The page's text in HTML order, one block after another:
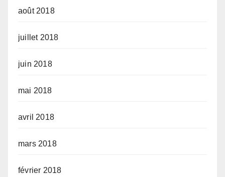
août 2018
juillet 2018
juin 2018
mai 2018
avril 2018
mars 2018
février 2018